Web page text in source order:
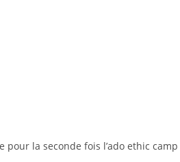
pour la seconde fois l’ado ethic